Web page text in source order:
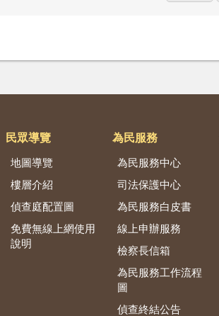
民眾導覽
地圖導覽
樓層介紹
偵查庭配置圖
免費無線上網使用
說明
為民服務
為民服務中心
司法保護中心
為民服務白皮書
線上申辦服務
檢察長信箱
為民服務工作流程
圖
偵查終結公告